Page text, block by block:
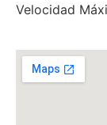
Velocidad